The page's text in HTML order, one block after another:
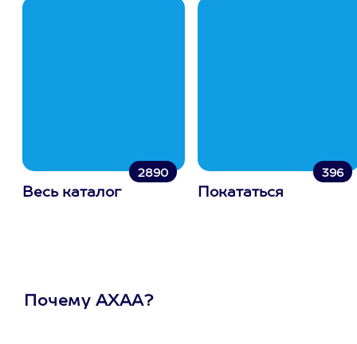
2890
Весь каталог
396
Покататься
Почему АХАА?